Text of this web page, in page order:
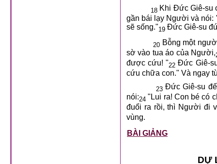
18 Khi Đức Giê-su
gần bái lạy Người và nói:
sẽ sống."19 Đức Giê-su
20 Bỗng một
sờ vào tua áo của Người,
được cứu! "22 Đức Giê-
cứu chữa con." Và ngay
23 Đức Giê-su
nói:24 "Lui ra! Con bé có
đuổi ra rồi, thì Người đi
vùng.
BÀI GIẢNG
DỰ